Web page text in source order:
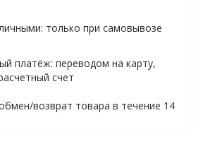
только при самовывозе
платёж: переводом на карту,
счет
возврат товара в течение 14